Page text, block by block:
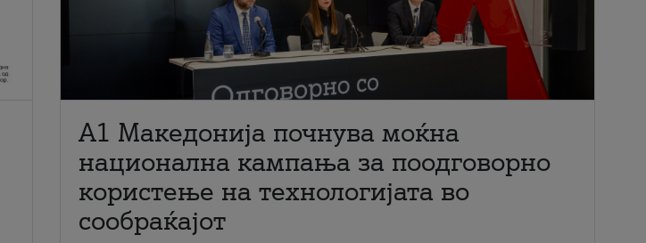
A1 Македонија почнува моќна
национална кампања за поодговорно
користење на технологијата во
сообраќајот